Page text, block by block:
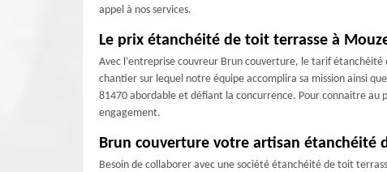
appel à nos services.
Le prix étanchéité de toit terrasse à
Avec l’entreprise couvreur Brun couverture, le tarif
chantier sur lequel notre équipe accomplira sa mission ainsi
81470 abordable et défiant la concurrence. Pour connaitre au
engagement.
Brun couverture votre artisan étanchéité
Besoin de collaborer avec une société étanchéité de toit